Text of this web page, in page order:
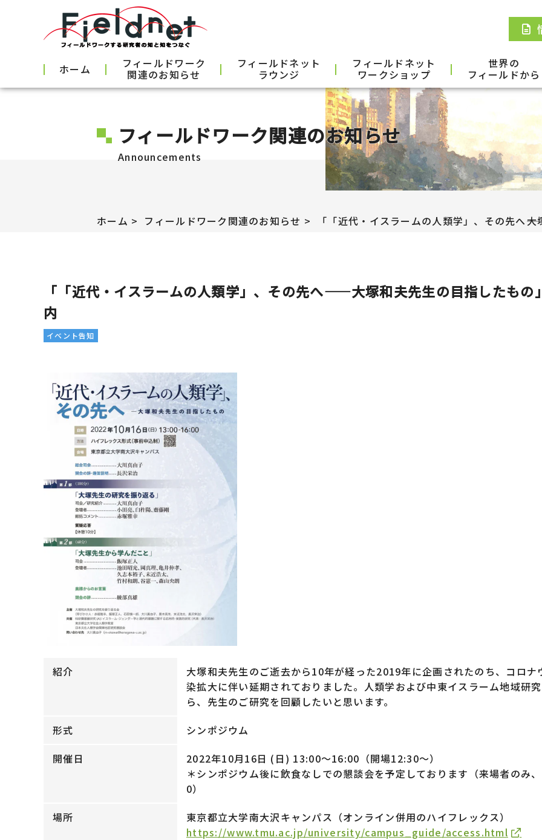
ホーム フィールドワーク
関連のお知らせ
フィールドネット
ラウンジ
フィールドネット
ワークショップ
世界の
フィールドから
フィールドワーク関連のお知らせ
Announcements
ホーム フィールドワーク関連のお知らせ 「「近代・イスラームの人類学」、その先へ――
「「近代・イスラームの人類学」、その先へ――大塚和夫先生の目指したもの
内
イベント告知
紹介
大塚和夫先生のご逝去から10年が経った2019年に企画されたのち、コロナ
染拡大に伴い延期されておりました。人類学および中東イスラーム地域研
ら、先生のご研究を回顧したいと思います。
形式
シンポジウム
開催日
2022年10月16日 (日) 13:00～16:00（開場12:30～）
＊シンポジウム後に飲食なしでの懇談会を予定しております（来場者のみ
0）
場所
東京都立大学南大沢キャンパス（オンライン併用のハイフレックス）
https://www.tmu.ac.jp/university/campus_guide/access.html